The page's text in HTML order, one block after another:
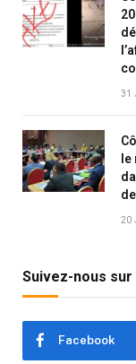
31
20
Suivez-nous
Facebook